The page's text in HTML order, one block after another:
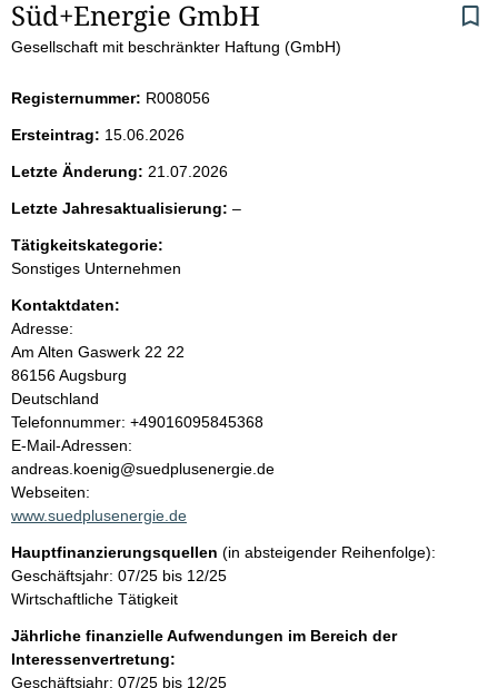
S
e
i
t
e
n
i
n
h
a
l
t
Süd+Energie GmbH
Gesellschaft mit beschränkter Haftung (GmbH)
Registernummer: R008056
Ersteintrag: 15.06.2026
Letzte Änderung: 21.07.2026
Letzte Jahresaktualisierung: –l
Tätigkeitskategorie:
Sonstiges Unternehmen
Kontaktdaten:
Adresse:
Am Alten Gaswerk 22 22
86156Augsburg
Deutschland
K
o
n
t
a
t
i
n
f
o
r
Telefonnummer: +49016095845368
E-Mail-Adressen:
andreas.koenig@suedplusenergie.de
Webseiten:
www.suedplusenergie.de
Hauptfinanzierungsquellen (in absteigender Reihenfolge):
Geschäftsjahr: 07/25 bis 12/25
Wirtschaftliche Tätigkeit
Jährliche finanzielle Aufwendungen im Bereich der
Interessenvertretung:
Geschäftsjahr: 07/25 bis 12/25